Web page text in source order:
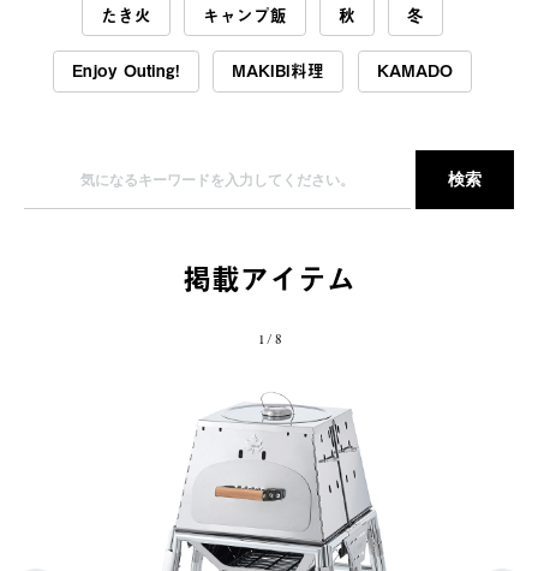
たき火 キャンプ飯 秋 冬
Enjoy Outing! MAKIBI料理 KAMADO
掲載アイテム
1/8